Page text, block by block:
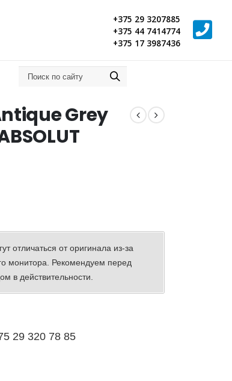
+375 29 3207885
+375 44 7414774
+375 17 3987436
Grey
отличаться от оригинала из-за
монитора. Рекомендуем перед
в действительности.
29 320 78 85